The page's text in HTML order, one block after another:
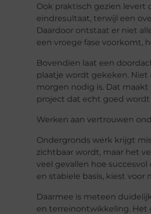
Ook praktisch gezien levert
eindresultaat, terwijl een
Daardoor ontstaat er niet
een vroege fase voorkomt,
Bovendien laat een
plaatje wordt gekeken. Niet
morgen nodig is. Dat
project dat echt goed
Werken aan vertrouwen
Ondergronds werk krijgt
zichtbaar wordt, maar het
veel gevallen hoe
en stabiele basis, kiest
Daarmee is meteen
en terreinontwikkeling. Het